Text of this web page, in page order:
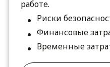
работе.
Риски
Финансовые
Временные